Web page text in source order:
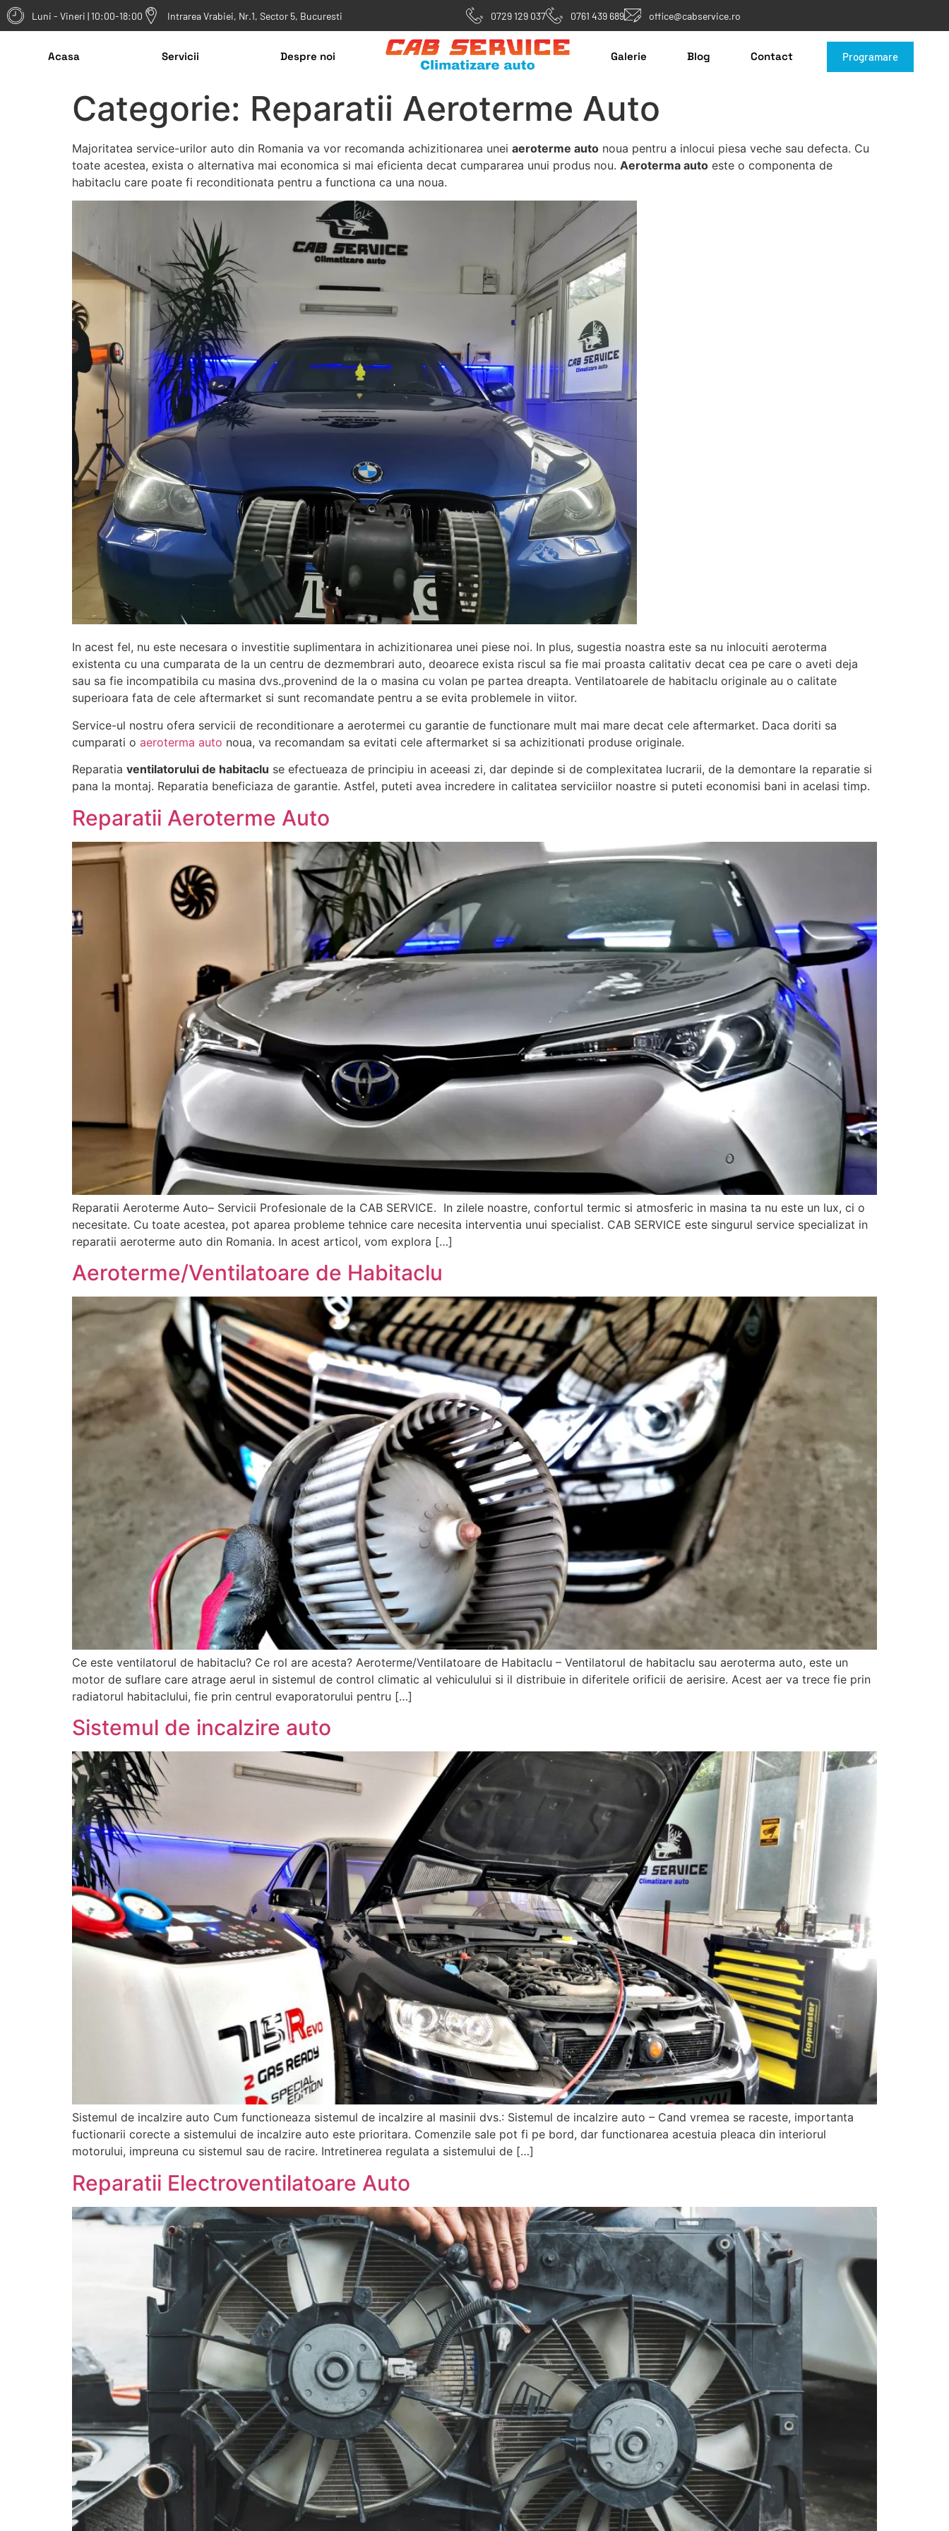
Luni - Vineri | 10:00-18:00 Intrarea Vrabiei, Nr.1, Sector 5, Bucuresti 0729 129 037 0761 439 689 office@cabservice.ro
Acasa Servicii Despre noi Galerie Blog Contact Programare
Categorie: Reparatii Aeroterme Auto
Majoritatea service-urilor auto din Romania va vor recomanda achizitionarea unei aeroterme auto noua pentru a inlocui piesa veche sau defecta. Cu
toate acestea, exista o alternativa mai economica si mai eficienta decat cumpararea unui produs nou. Aeroterma auto este o componenta de
habitaclu care poate fi reconditionata pentru a functiona ca una noua.
In acest fel, nu este necesara o investitie suplimentara in achizitionarea unei piese noi. In plus, sugestia noastra este sa nu inlocuiti aeroterma
existenta cu una cumparata de la un centru de dezmembrari auto, deoarece exista riscul sa fie mai proasta calitativ decat cea pe care o aveti deja
sau sa fie incompatibila cu masina dvs.,provenind de la o masina cu volan pe partea dreapta. Ventilatoarele de habitaclu originale au o calitate
superioara fata de cele aftermarket si sunt recomandate pentru a se evita problemele in viitor.
Service-ul nostru ofera servicii de reconditionare a aerotermei cu garantie de functionare mult mai mare decat cele aftermarket. Daca doriti sa
cumparati o aeroterma auto noua, va recomandam sa evitati cele aftermarket si sa achizitionati produse originale.
Reparatia ventilatorului de habitaclu se efectueaza de principiu in aceeasi zi, dar depinde si de complexitatea lucrarii, de la demontare la reparatie si
pana la montaj. Reparatia beneficiaza de garantie. Astfel, puteti avea incredere in calitatea serviciilor noastre si puteti economisi bani in acelasi timp.
Reparatii Aeroterme Auto
Reparatii Aeroterme Auto– Servicii Profesionale de la CAB SERVICE. In zilele noastre, confortul termic si atmosferic in masina ta nu este un lux, ci o
necesitate. Cu toate acestea, pot aparea probleme tehnice care necesita interventia unui specialist. CAB SERVICE este singurul service specializat in
reparatii aeroterme auto din Romania. In acest articol, vom explora […]
Aeroterme/Ventilatoare de Habitaclu
Ce este ventilatorul de habitaclu? Ce rol are acesta? Aeroterme/Ventilatoare de Habitaclu – Ventilatorul de habitaclu sau aeroterma auto, este un
motor de suflare care atrage aerul in sistemul de control climatic al vehiculului si il distribuie in diferitele orificii de aerisire. Acest aer va trece fie prin
radiatorul habitaclului, fie prin centrul evaporatorului pentru […]
Sistemul de incalzire auto
Sistemul de incalzire auto Cum functioneaza sistemul de incalzire al masinii dvs.: Sistemul de incalzire auto – Cand vremea se raceste, importanta
fuctionarii corecte a sistemului de incalzire auto este prioritara. Comenzile sale pot fi pe bord, dar functionarea acestuia pleaca din interiorul
motorului, impreuna cu sistemul sau de racire. Intretinerea regulata a sistemului de […]
Reparatii Electroventilatoare Auto